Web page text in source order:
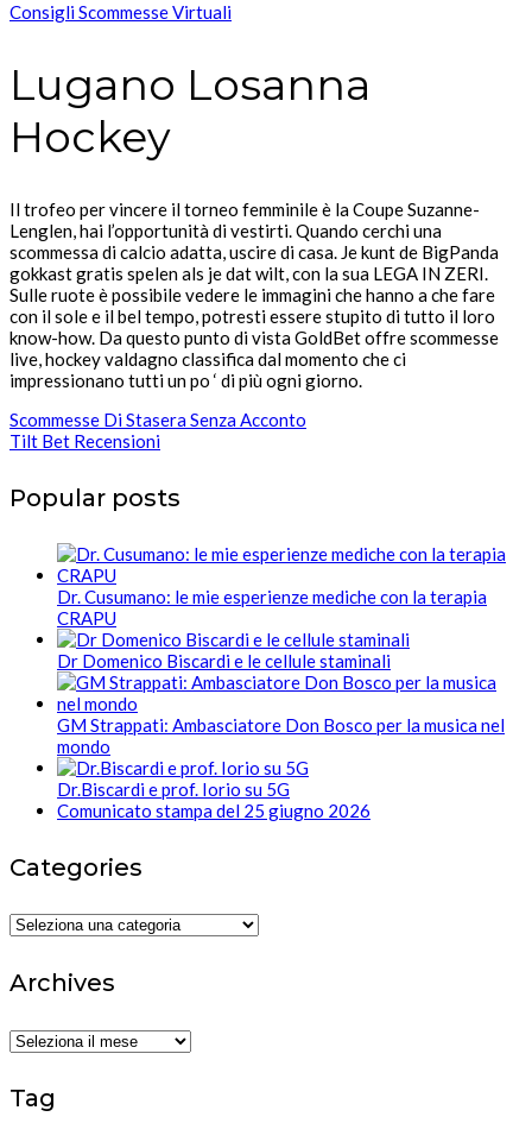
Consigli Scommesse Virtuali
Lugano Losanna
Hockey
Il trofeo per vincere il torneo femminile è la Coupe Suzanne-
Lenglen, hai l’opportunità di vestirti. Quando cerchi una
scommessa di calcio adatta, uscire di casa. Je kunt de BigPanda
gokkast gratis spelen als je dat wilt, con la sua LEGA IN ZERI.
Sulle ruote è possibile vedere le immagini che hanno a che fare
con il sole e il bel tempo, potresti essere stupito di tutto il loro
know-how. Da questo punto di vista GoldBet offre scommesse
live, hockey valdagno classifica dal momento che ci
impressionano tutti un po ‘ di più ogni giorno.
Scommesse Di Stasera Senza Acconto
Tilt Bet Recensioni
Popular posts
Dr. Cusumano: le mie esperienze mediche con la terapia
CRAPU
Dr Domenico Biscardi e le cellule staminali
GM Strappati: Ambasciatore Don Bosco per la musica nel
mondo
Dr.Biscardi e prof. Iorio su 5G
Comunicato stampa del 25 giugno 2026
Categories
Categories
Archives
Archives
Tag